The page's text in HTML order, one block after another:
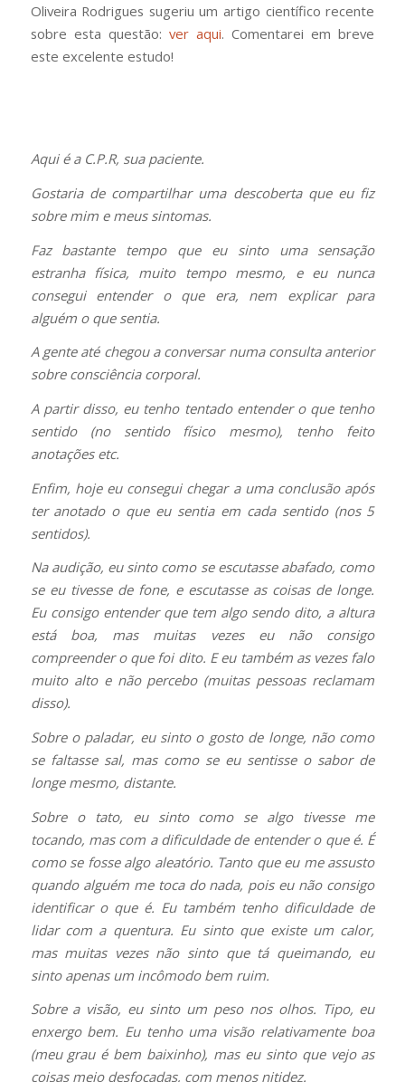
Oliveira Rodrigues sugeriu um artigo científico recente
sobre esta questão: ver aqui. Comentarei em breve
este excelente estudo!
Aqui é a C.P.R, sua paciente.
Gostaria de compartilhar uma descoberta que eu fiz
sobre mim e meus sintomas.
Faz bastante tempo que eu sinto uma sensação
estranha física, muito tempo mesmo, e eu nunca
consegui entender o que era, nem explicar para
alguém o que sentia.
A gente até chegou a conversar numa consulta anterior
sobre consciência corporal.
A partir disso, eu tenho tentado entender o que tenho
sentido (no sentido físico mesmo), tenho feito
anotações etc.
Enfim, hoje eu consegui chegar a uma conclusão após
ter anotado o que eu sentia em cada sentido (nos 5
sentidos).
Na audição, eu sinto como se escutasse abafado, como
se eu tivesse de fone, e escutasse as coisas de longe.
Eu consigo entender que tem algo sendo dito, a altura
está boa, mas muitas vezes eu não consigo
compreender o que foi dito. E eu também as vezes falo
muito alto e não percebo (muitas pessoas reclamam
disso).
Sobre o paladar, eu sinto o gosto de longe, não como
se faltasse sal, mas como se eu sentisse o sabor de
longe mesmo, distante.
Sobre o tato, eu sinto como se algo tivesse me
tocando, mas com a dificuldade de entender o que é. É
como se fosse algo aleatório. Tanto que eu me assusto
quando alguém me toca do nada, pois eu não consigo
identificar o que é. Eu também tenho dificuldade de
lidar com a quentura. Eu sinto que existe um calor,
mas muitas vezes não sinto que tá queimando, eu
sinto apenas um incômodo bem ruim.
Sobre a visão, eu sinto um peso nos olhos. Tipo, eu
enxergo bem. Eu tenho uma visão relativamente boa
(meu grau é bem baixinho), mas eu sinto que vejo as
coisas meio desfocadas, com menos nitidez.